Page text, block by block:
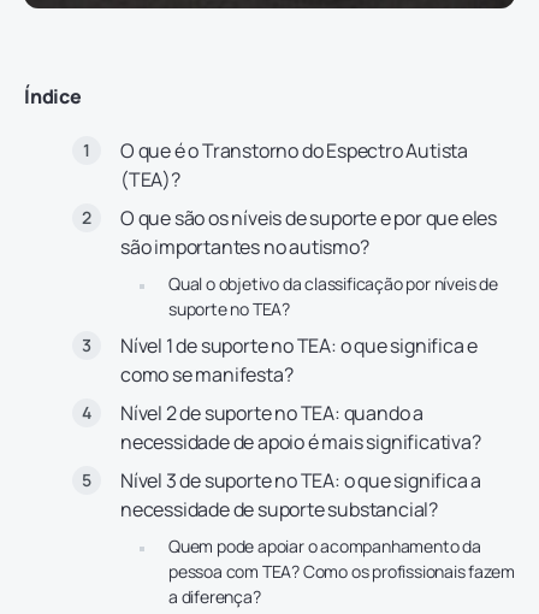
Índice
O que é o Transtorno do Espectro Autista
(TEA)?
O que são os níveis de suporte e por que eles
são importantes no autismo?
Qual o objetivo da classificação por níveis de
suporte no TEA?
Nível 1 de suporte no TEA: o que significa e
como se manifesta?
Nível 2 de suporte no TEA: quando a
necessidade de apoio é mais significativa?
Nível 3 de suporte no TEA: o que significa a
necessidade de suporte substancial?
Quem pode apoiar o acompanhamento da
pessoa com TEA? Como os profissionais fazem
a diferença?